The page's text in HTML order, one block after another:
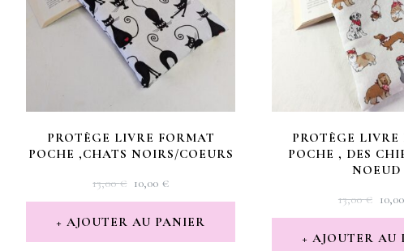
PROTÈGE LIVRE FORMAT
POCHE ,CHATS NOIRS/COEURS
13,00€ LE
PRIX
INITIAL
10,00 €LE
PRIX
ACTUEL
AJOUTER AU PANIER
PROTÈGE LIVRE
POCHE , DES
NOEUD
13,00€ LE
10,00
AJOUTER AU